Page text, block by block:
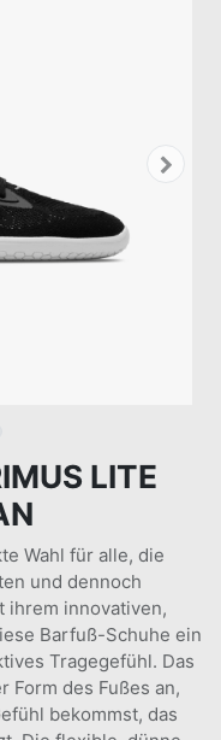
LITE
Wahl für alle, die
und dennoch
ihrem innovativen,
Barfuß-Schuhe ein
Tragegefühl. Das
Form des Fußes an,
bekommst, das